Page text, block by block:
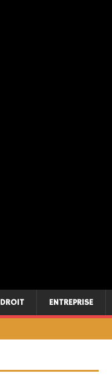
DROIT ENTREPRISE